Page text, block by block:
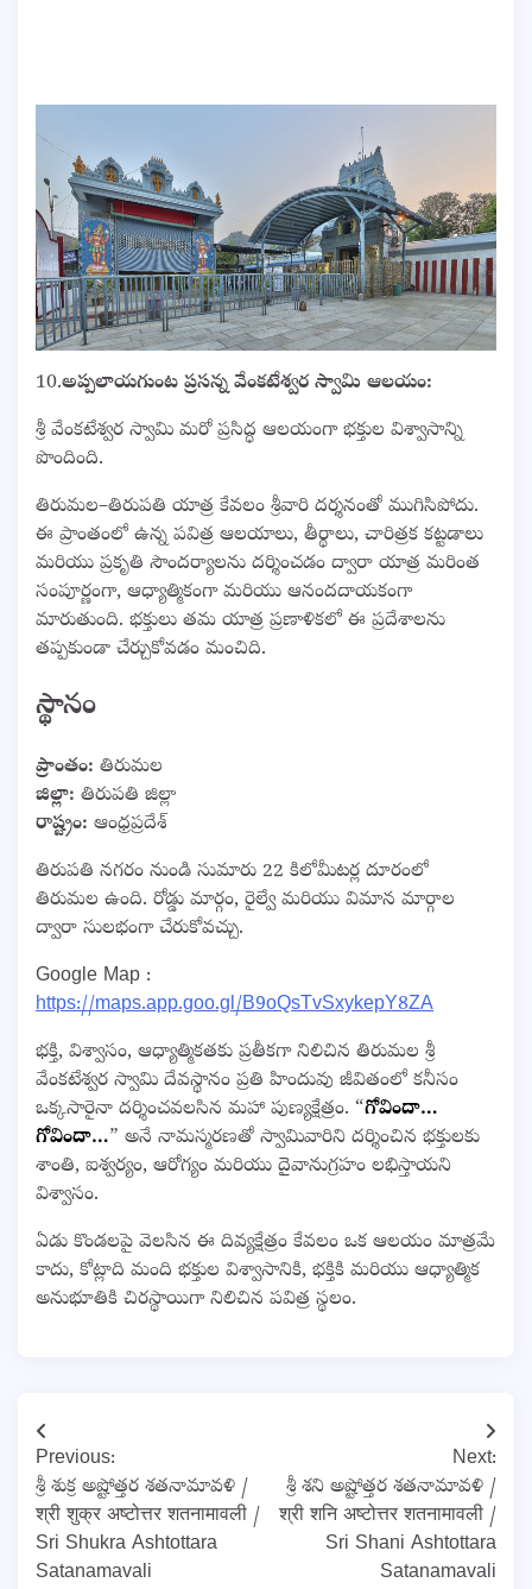
10.అప్పలాయగుంట ప్రసన్న వేంకటేశ్వర స్వామి ఆలయం:
శ్రీ వేంకటేశ్వర స్వామి మరో ప్రసిద్ధ ఆలయంగా భక్తుల విశ్వాసాన్ని
పొందింది.
తిరుమల–తిరుపతి యాత్ర కేవలం శ్రీవారి దర్శనంతో ముగిసిపోదు.
ఈ ప్రాంతంలో ఉన్న పవిత్ర ఆలయాలు, తీర్థాలు, చారిత్రక కట్టడాలు
మరియు ప్రకృతి సౌందర్యాలను దర్శించడం ద్వారా యాత్ర మరింత
సంపూర్ణంగా, ఆధ్యాత్మికంగా మరియు ఆనందదాయకంగా
మారుతుంది. భక్తులు తమ యాత్ర ప్రణాళికలో ఈ ప్రదేశాలను
తప్పకుండా చేర్చుకోవడం మంచిది.
స్థానం
ప్రాంతం: తిరుమల
జిల్లా: తిరుపతి జిల్లా
రాష్ట్రం: ఆంధ్రప్రదేశ్
తిరుపతి నగరం నుండి సుమారు 22 కిలోమీటర్ల దూరంలో
తిరుమల ఉంది. రోడ్డు మార్గం, రైల్వే మరియు విమాన మార్గాల
ద్వారా సులభంగా చేరుకోవచ్చు.
Google Map :
https://maps.app.goo.gl/B9oQsTvSxykepY8ZA
భక్తి, విశ్వాసం, ఆధ్యాత్మికతకు ప్రతీకగా నిలిచిన తిరుమల శ్రీ
వేంకటేశ్వర స్వామి దేవస్థానం ప్రతి హిందువు జీవితంలో కనీసం
ఒక్కసారైనా దర్శించవలసిన మహా పుణ్యక్షేత్రం. “గోవిందా…
గోవిందా…” అనే నామస్మరణతో స్వామివారిని దర్శించిన భక్తులకు
శాంతి, ఐశ్వర్యం, ఆరోగ్యం మరియు దైవానుగ్రహం లభిస్తాయని
విశ్వాసం.
ఏడు కొండలపై వెలసిన ఈ దివ్యక్షేత్రం కేవలం ఒక ఆలయం మాత్రమే
కాదు, కోట్లాది మంది భక్తుల విశ్వాసానికి, భక్తికి మరియు ఆధ్యాత్మిక
అనుభూతికి చిరస్థాయిగా నిలిచిన పవిత్ర స్థలం.
Post
navigation
Previous:
శ్రీ శుక్ర అష్టోత్తర శతనామావళి /
श्री शुक्र अष्टोत्तर शतनामावली /
Sri Shukra Ashtottara
Satanamavali
Next:
శ్రీ శని అష్టోత్తర శతనామావళి /
श्री शनि अष्टोत्तर शतनामावली /
Sri Shani Ashtottara
Satanamavali